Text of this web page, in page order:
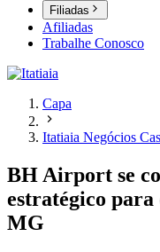
Filiadas
Afiliadas
Trabalhe Conosco
Capa
Itatiaia Negócios
BH Airport se
estratégico para
MG